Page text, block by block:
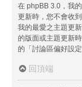
在 phpBB 3.0，我
更新時，您不會收
我的最愛之主題更
的版面或主題更新
的「討論區偏好設定
回頂端